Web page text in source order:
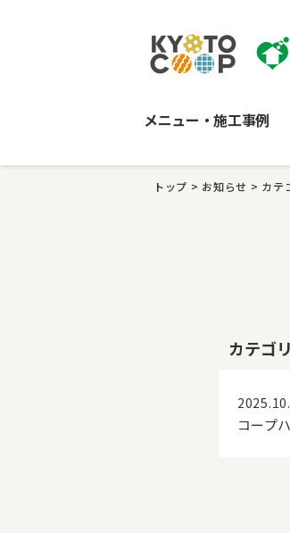
メニュー・施工事例
トップ > お知らせ > カテ
カテゴ
コープ